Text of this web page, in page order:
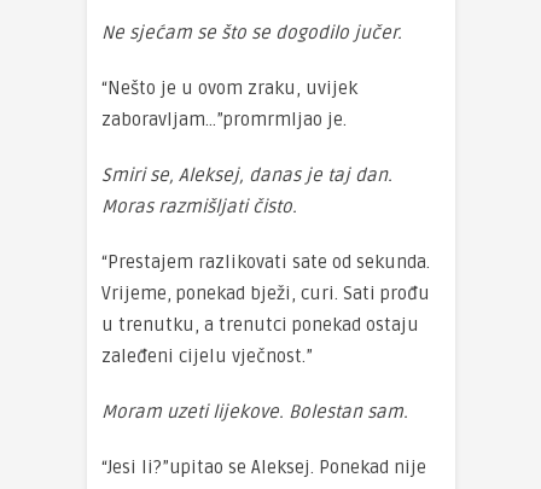
Ne sjećam se što se dogodilo jučer.
“Nešto je u ovom zraku, uvijek
zaboravljam…”promrmljao je.
Smiri se, Aleksej, danas je taj dan.
Moras razmišljati čisto.
“Prestajem razlikovati sate od sekunda.
Vrijeme, ponekad bježi, curi. Sati prođu
u trenutku, a trenutci ponekad ostaju
zaleđeni cijelu vječnost.”
Moram uzeti lijekove. Bolestan sam.
“Jesi li?”upitao se Aleksej. Ponekad nije